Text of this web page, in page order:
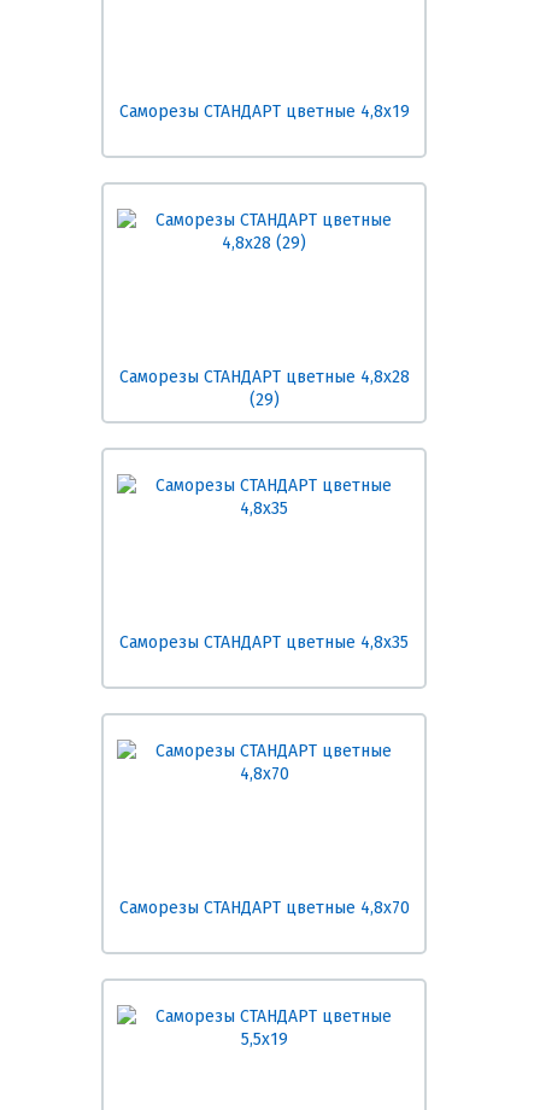
Саморезы СТАНДАРТ цветные 4,8х19
Саморезы СТАНДАРТ цветные 4,8х28
(29)
Саморезы СТАНДАРТ цветные 4,8х35
Саморезы СТАНДАРТ цветные 4,8х70